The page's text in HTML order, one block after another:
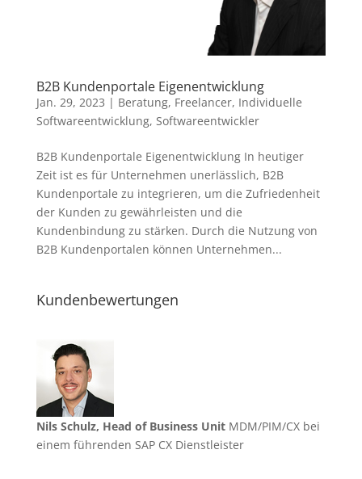
B2B Kundenportale Eigenentwicklung
Jan. 29, 2023 | Beratung, Freelancer, Individuelle
Softwareentwicklung, Softwareentwickler
B2B Kundenportale Eigenentwicklung In heutiger
Zeit ist es für Unternehmen unerlässlich, B2B
Kundenportale zu integrieren, um die Zufriedenheit
der Kunden zu gewährleisten und die
Kundenbindung zu stärken. Durch die Nutzung von
B2B Kundenportalen können Unternehmen...
Kundenbewertungen
Nils Schulz, Head of Business UnitMDM/PIM/CX bei
einem führenden SAP CX Dienstleister